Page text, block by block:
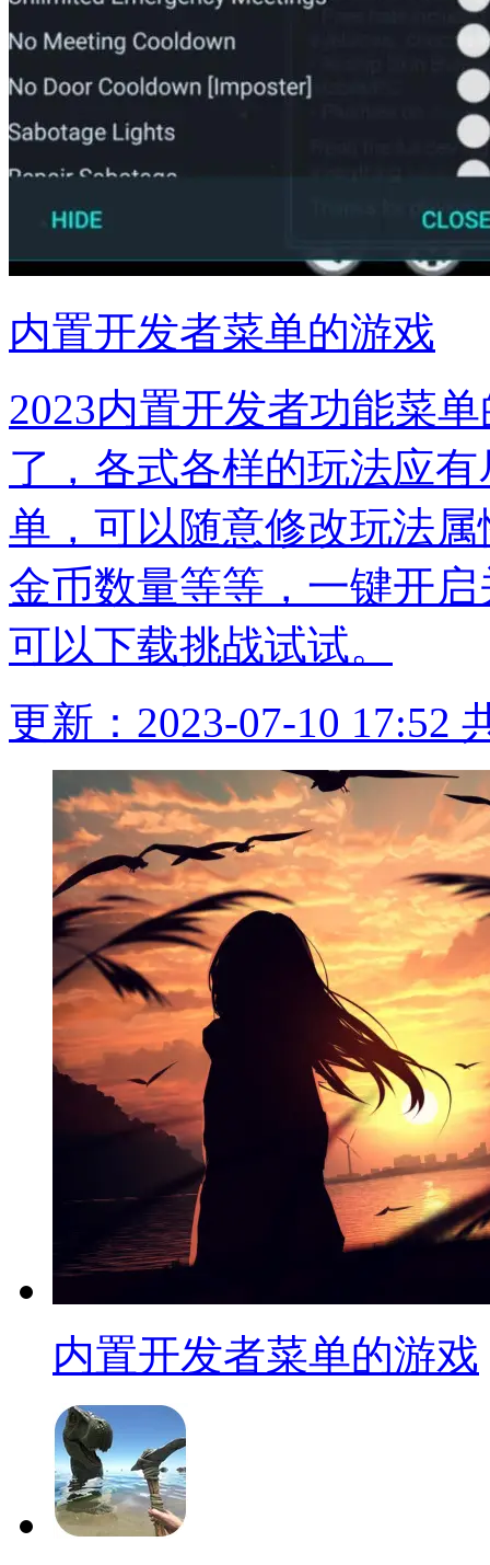
内置开发者菜单的游戏
2023内置开发者功能菜
了，各式各样的玩法应
单，可以随意修改玩法
金币数量等等，一键开
可以下载挑战试试。
更新：2023-07-10 17:52
内置开发者菜单的游戏